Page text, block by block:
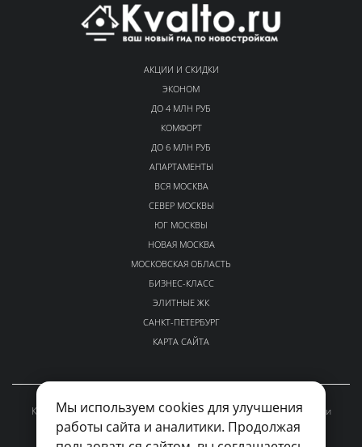
Мы используем cookies для улучшения
работы сайта и аналитики. Продолжая
АКЦИИ И СКИДКИ
ЭКОНОМ
ДО 4 МЛН РУБ
КОМФОРТ
ДО 6 МЛН РУБ
АПАРТАМЕНТЫ
ВСЯ МОСКВА
СЕВЕР МОСКВЫ
ЮГ МОСКВЫ
НОВАЯ МОСКВА
МОСКОВСКАЯ ОБЛАСТЬ
БИЗНЕС-КЛАСС
ЭЛИТНЫЕ ЖК
САНКТ-ПЕТЕРБУРГ
КАРТА САЙТА
Каталог проверенных новостроек Москвы и Московской области
kvalto-sales@yandex.ru